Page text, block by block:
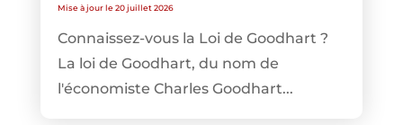
Mise à jour le 20 juillet 2026
Connaissez-vous la Loi de Goodhart ?
La loi de Goodhart, du nom de
l'économiste Charles Goodhart...